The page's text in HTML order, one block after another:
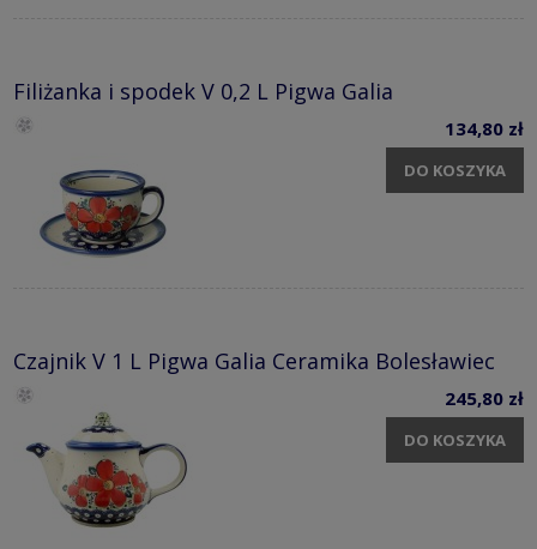
Filiżanka i spodek V 0,2 L Pigwa Galia
134,80 zł
DO KOSZYKA
Czajnik V 1 L Pigwa Galia Ceramika Bolesławiec
245,80 zł
DO KOSZYKA